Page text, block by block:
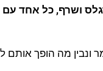
ושרף, כל אחד עם
ונבין מה הופך אותם